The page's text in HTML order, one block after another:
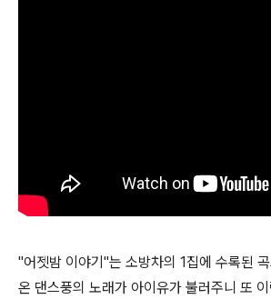
"어젯밤 이야기"는 소방차의 1집에 수록된
온 댄스풍의 노래가 아이유가 불러주니 또